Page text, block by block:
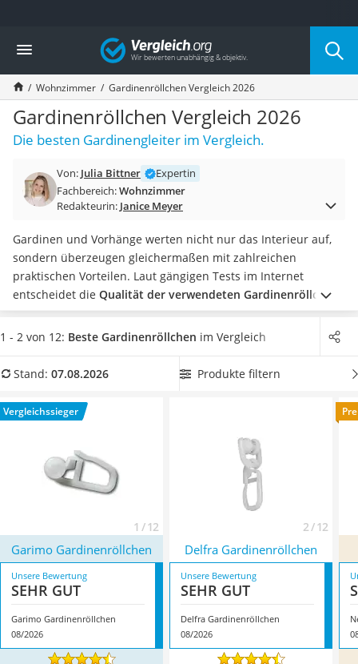
Die beliebtesten Vergleiche nach Kategorie
Wohnen
Matratzen-Topper
Matratzen
Konferenzlautsprecher
Tageslichtlampe
Badlüfter
Bürohocker
Außenleuchte mit Kamera
Akku-Tischlampe
Konferenzmikrofon
Klappmatratze
Duschkopf mit Kalkfilter
Aktenvernichter Sicherheitsstufe 4
Bettgitter
Topper 100 x 200
Höhenverstellbarer Schreibtisch
Matratze 90 x 200 cm
Vergleich
Wohnzimmer Gardinenröllchen Vergleich 2026
Gardinenröllchen Vergleich 2026
Die besten Gardinengleiter im Vergleich.
Von: Julia Bittner
Expertin
Fachbereich:Wohnzimmer
Redakteurin: Janice Meyer
Gardinen und Vorhänge werten nicht nur das Interieur auf,
sondern überzeugen gleichermaßen mit zahlreichen
praktischen Vorteilen. Laut gängigen Tests im Internet
entscheidet die Qualität der verwendeten Gardinenröllchen
maßgeblich darüber, wie mühelos und störungsfrei sich
ebendiese auf- und zuziehen lassen. Wählen Sie jetzt
aus unserer Vergleichstabelle, wenn Sie sichergehen
sind. Überzeugt hat uns hier im August 2026 besonders das
ModellGarimo Gardinenröllchen mit seinen Eigenschaften.
1 - 2 von 12: Beste Gardinenröllchen im Vergleich
Stand: 07.08.2026 Produkte filtern
Vergleichssieger
1 / 12 2 / 12
Garimo Gardinenröllchen Delfra Gardinenröllchen
Unsere Bewertung
SEHR GUT
Garimo Gardinenröllchen
08/2026
Unsere Bewertung
SEHR GUT
Delfra Gardinenröllchen
08/2026